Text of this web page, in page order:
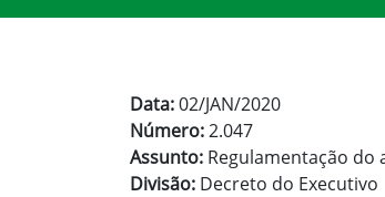
Data:02/JAN/2020
Número:2.047
Assunto: Regulamentação do
Divisão: Decreto do Executivo